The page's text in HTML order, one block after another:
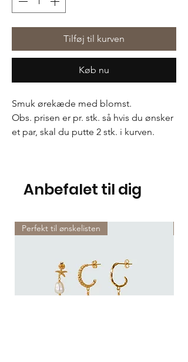
Tilføj til kurven
Køb nu
Smuk ørekæde med blomst.
Obs. prisen er pr. stk. så hvis du ønsker
et par, skal du putte 2 stk. i kurven.
Anbefalet til dig
Perfekt til ønskelisten